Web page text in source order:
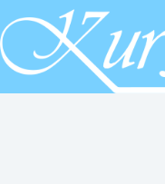
al
contenido